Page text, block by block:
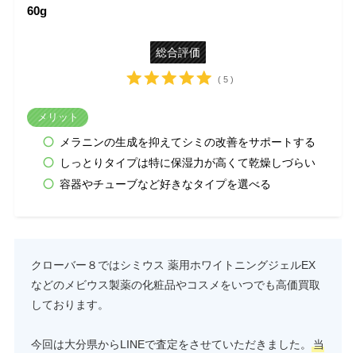
60g
総合評価
( 5 )
メリット
メラニンの生成を抑えてシミの改善をサポートする
しっとりタイプは特に保湿力が高くて乾燥しづらい
容器やチューブなど好きなタイプを選べる
クローバー８ではシミウス 薬用ホワイトニングジェルEX
などのメビウス製薬の化粧品やコスメをいつでも高価買取
しております。
今回は大分県からLINEで査定をさせていただきました。
当